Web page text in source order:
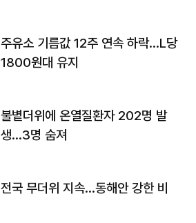
주유소 기름값 12주 연속 하락…L당
1800원대 유지
불볕더위에 온열질환자 202명 발
생…3명 숨져
전국 무더위 지속…동해안 강한 비